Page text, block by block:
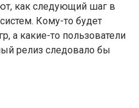
как следующий шаг в
Кому-то будет
а какие-то пользователи
релиз следовало бы